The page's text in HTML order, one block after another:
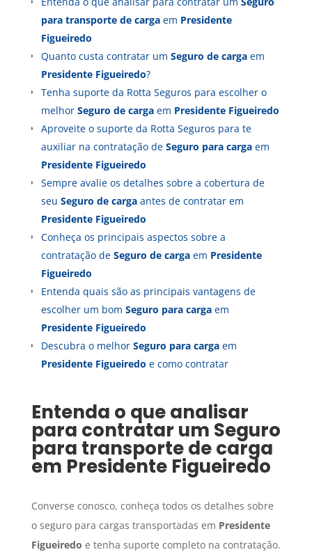
para transporte de cargaem Presidente
Figueiredo
Quanto custa contratar um Seguro de cargaem
Presidente Figueiredo?
Tenha suporte da Rotta Seguros para escolher o
melhor Seguro de cargaem Presidente Figueiredo
Aproveite o suporte da Rotta Seguros para te
auxiliar na contratação de Seguro para cargaem
Presidente Figueiredo
Sempre avalie os detalhes sobre a cobertura de
seu Seguro de cargaantes de contratar em
Presidente Figueiredo
Conheça os principais aspectos sobre a
contratação de Seguro de cargaem Presidente
Figueiredo
Entenda quais são as principais vantagens de
escolher um bom Seguro para cargaem
Presidente Figueiredo
Descubra o melhor Seguro para cargaem
Presidente Figueiredo e como contratar
Entenda o que analisar
para contratar um Seguro
para transporte de carga
em Presidente Figueiredo
Converse conosco, conheça todos os detalhes sobre
o seguro para cargas transportadas em Presidente
Figueiredo e tenha suporte completo na contratação.